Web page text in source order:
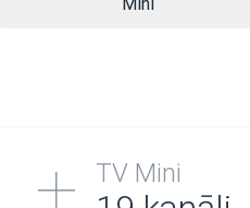
TV Mini